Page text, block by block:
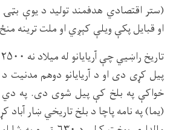
(ستر اقتصادي هدفمند توليد د يوې
او قبايل پكې ويلې كېږي او ملت ترينه
خواكې په بلخ كې پيل شوى دى. په
(يما) په نامه پاچا د بلخ تاريخي ښار آباد